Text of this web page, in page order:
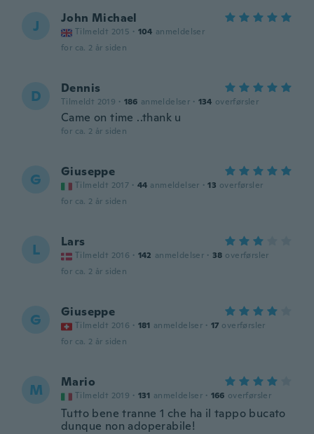
J John Michael
Tilmeldt 2015 · 104 anmeldelser
for ca. 2 år siden
D Dennis
Tilmeldt 2019 · 186 anmeldelser · 134 overførsler
Came on time ..thank u
for ca. 2 år siden
G Giuseppe
Tilmeldt 2017 · 44 anmeldelser · 13 overførsler
for ca. 2 år siden
L Lars
Tilmeldt 2016 · 142 anmeldelser · 38 overførsler
for ca. 2 år siden
G Giuseppe
Tilmeldt 2016 · 181 anmeldelser · 17 overførsler
for ca. 2 år siden
M Mario
Tilmeldt 2019 · 131 anmeldelser · 166 overførsler
Tutto bene tranne 1 che ha il tappo bucato
dunque non adoperabile!